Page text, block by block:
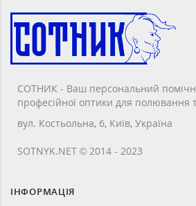
СОТНИК - Ваш персональний
професійної оптики для полювання
вул. Костьольна, 6, Київ, Україна
SOTNYK.NET © 2014 - 2023
ІНФОРМАЦІЯ